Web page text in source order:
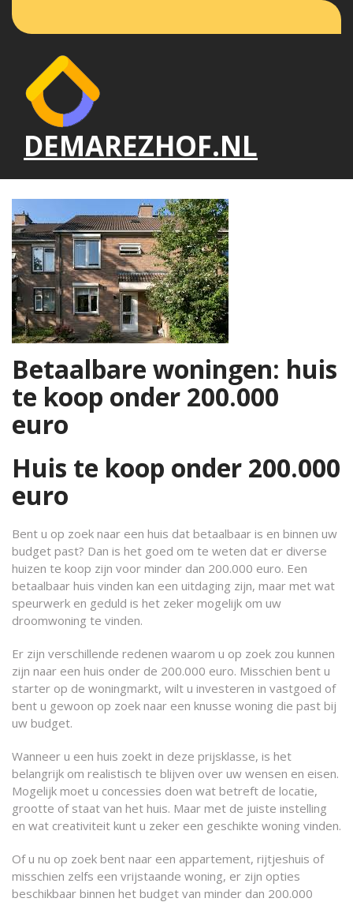
de
DEMAREZHOF.NL
Betaalbare woningen: huis
te koop onder 200.000
euro
Huis te koop onder 200.000
euro
Bent u op zoek naar een huis dat betaalbaar is en binnen uw
budget past? Dan is het goed om te weten dat er diverse
huizen te koop zijn voor minder dan 200.000 euro. Een
betaalbaar huis vinden kan een uitdaging zijn, maar met wat
speurwerk en geduld is het zeker mogelijk om uw
droomwoning te vinden.
Er zijn verschillende redenen waarom u op zoek zou kunnen
zijn naar een huis onder de 200.000 euro. Misschien bent u
starter op de woningmarkt, wilt u investeren in vastgoed of
bent u gewoon op zoek naar een knusse woning die past bij
uw budget.
Wanneer u een huis zoekt in deze prijsklasse, is het
belangrijk om realistisch te blijven over uw wensen en eisen.
Mogelijk moet u concessies doen wat betreft de locatie,
grootte of staat van het huis. Maar met de juiste instelling
en wat creativiteit kunt u zeker een geschikte woning vinden.
Of u nu op zoek bent naar een appartement, rijtjeshuis of
misschien zelfs een vrijstaande woning, er zijn opties
beschikbaar binnen het budget van minder dan 200.000